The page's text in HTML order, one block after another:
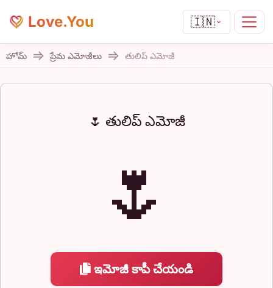
Love.You 🇮🇳
హోమ్ ప్రేమ ఎమోజీలు తులిప్ ఎమోజీ
🌷 తులిప్ ఎమోజీ
🌷
ఇమోజీ కాపీ చేయండి